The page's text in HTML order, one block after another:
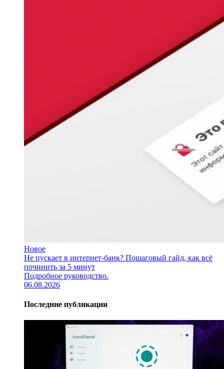
Новое
Не пускает в интернет-банк? Пошаговый гайд, как всё
починить за 5 минут
Подробное руководство.
06.08.2026
Последние публикации